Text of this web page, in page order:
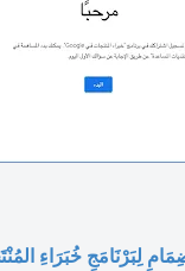
لِبَرْنَامَجِ خُبَرَاءِ